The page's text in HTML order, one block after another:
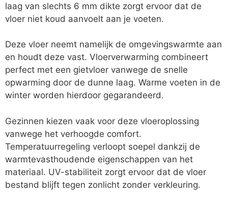
laag van slechts 6 mm dikte zorgt ervoor dat de
vloer niet koud aanvoelt aan je voeten.
Deze vloer neemt namelijk de omgevingswarmte aan
en houdt deze vast. Vloerverwarming combineert
perfect met een gietvloer vanwege de snelle
opwarming door de dunne laag. Warme voeten in de
winter worden hierdoor gegarandeerd.
Gezinnen kiezen vaak voor deze vloeroplossing
vanwege het verhoogde comfort.
Temperatuurregeling verloopt soepel dankzij de
warmtevasthoudende eigenschappen van het
materiaal. UV-stabiliteit zorgt ervoor dat de vloer
bestand blijft tegen zonlicht zonder verkleuring.